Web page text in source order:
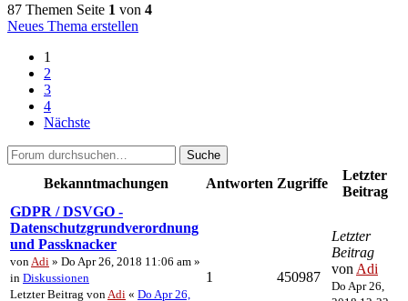
87 Themen Seite 1 von 4
Neues Thema erstellen
1
2
3
4
Nächste
Suche
Bekanntmachungen Antworten Zugriffe
Letzter
Beitrag
GDPR / DSVGO -
Datenschutzgrundverordnung
und Passknacker
von Adi » Do Apr 26, 2018 11:06 am »
in Diskussionen
Letzter Beitrag von Adi « Do Apr 26,
1 450987
Letzter
Beitrag
von Adi
Do Apr 26,